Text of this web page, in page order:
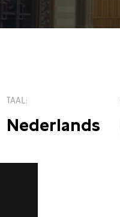
TAAL
Nederlands